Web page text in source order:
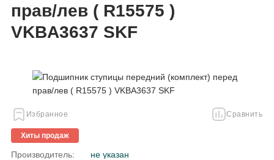
прав/лев ( R15575 )
VKBA3637 SKF
Избранное Сравнить
Хиты продаж
Производитель: не указан